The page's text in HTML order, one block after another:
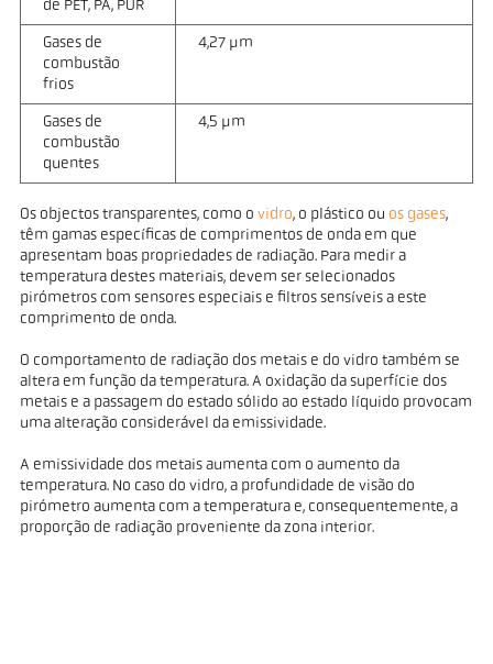
de PET, PA, PUR
Gases de
combustão
frios
4,27 µm
Gases de
combustão
quentes
4,5 µm
Os objectos transparentes, como o vidro, o plástico ou os gases,
têm gamas específicas de comprimentos de onda em que
apresentam boas propriedades de radiação. Para medir a
temperatura destes materiais, devem ser selecionados
pirómetros com sensores especiais e filtros sensíveis a este
comprimento de onda.
O comportamento de radiação dos metais e do vidro também se
altera em função da temperatura. A oxidação da superfície dos
metais e a passagem do estado sólido ao estado líquido provocam
uma alteração considerável da emissividade.
A emissividade dos metais aumenta com o aumento da
temperatura. No caso do vidro, a profundidade de visão do
pirómetro aumenta com a temperatura e, consequentemente, a
proporção de radiação proveniente da zona interior.